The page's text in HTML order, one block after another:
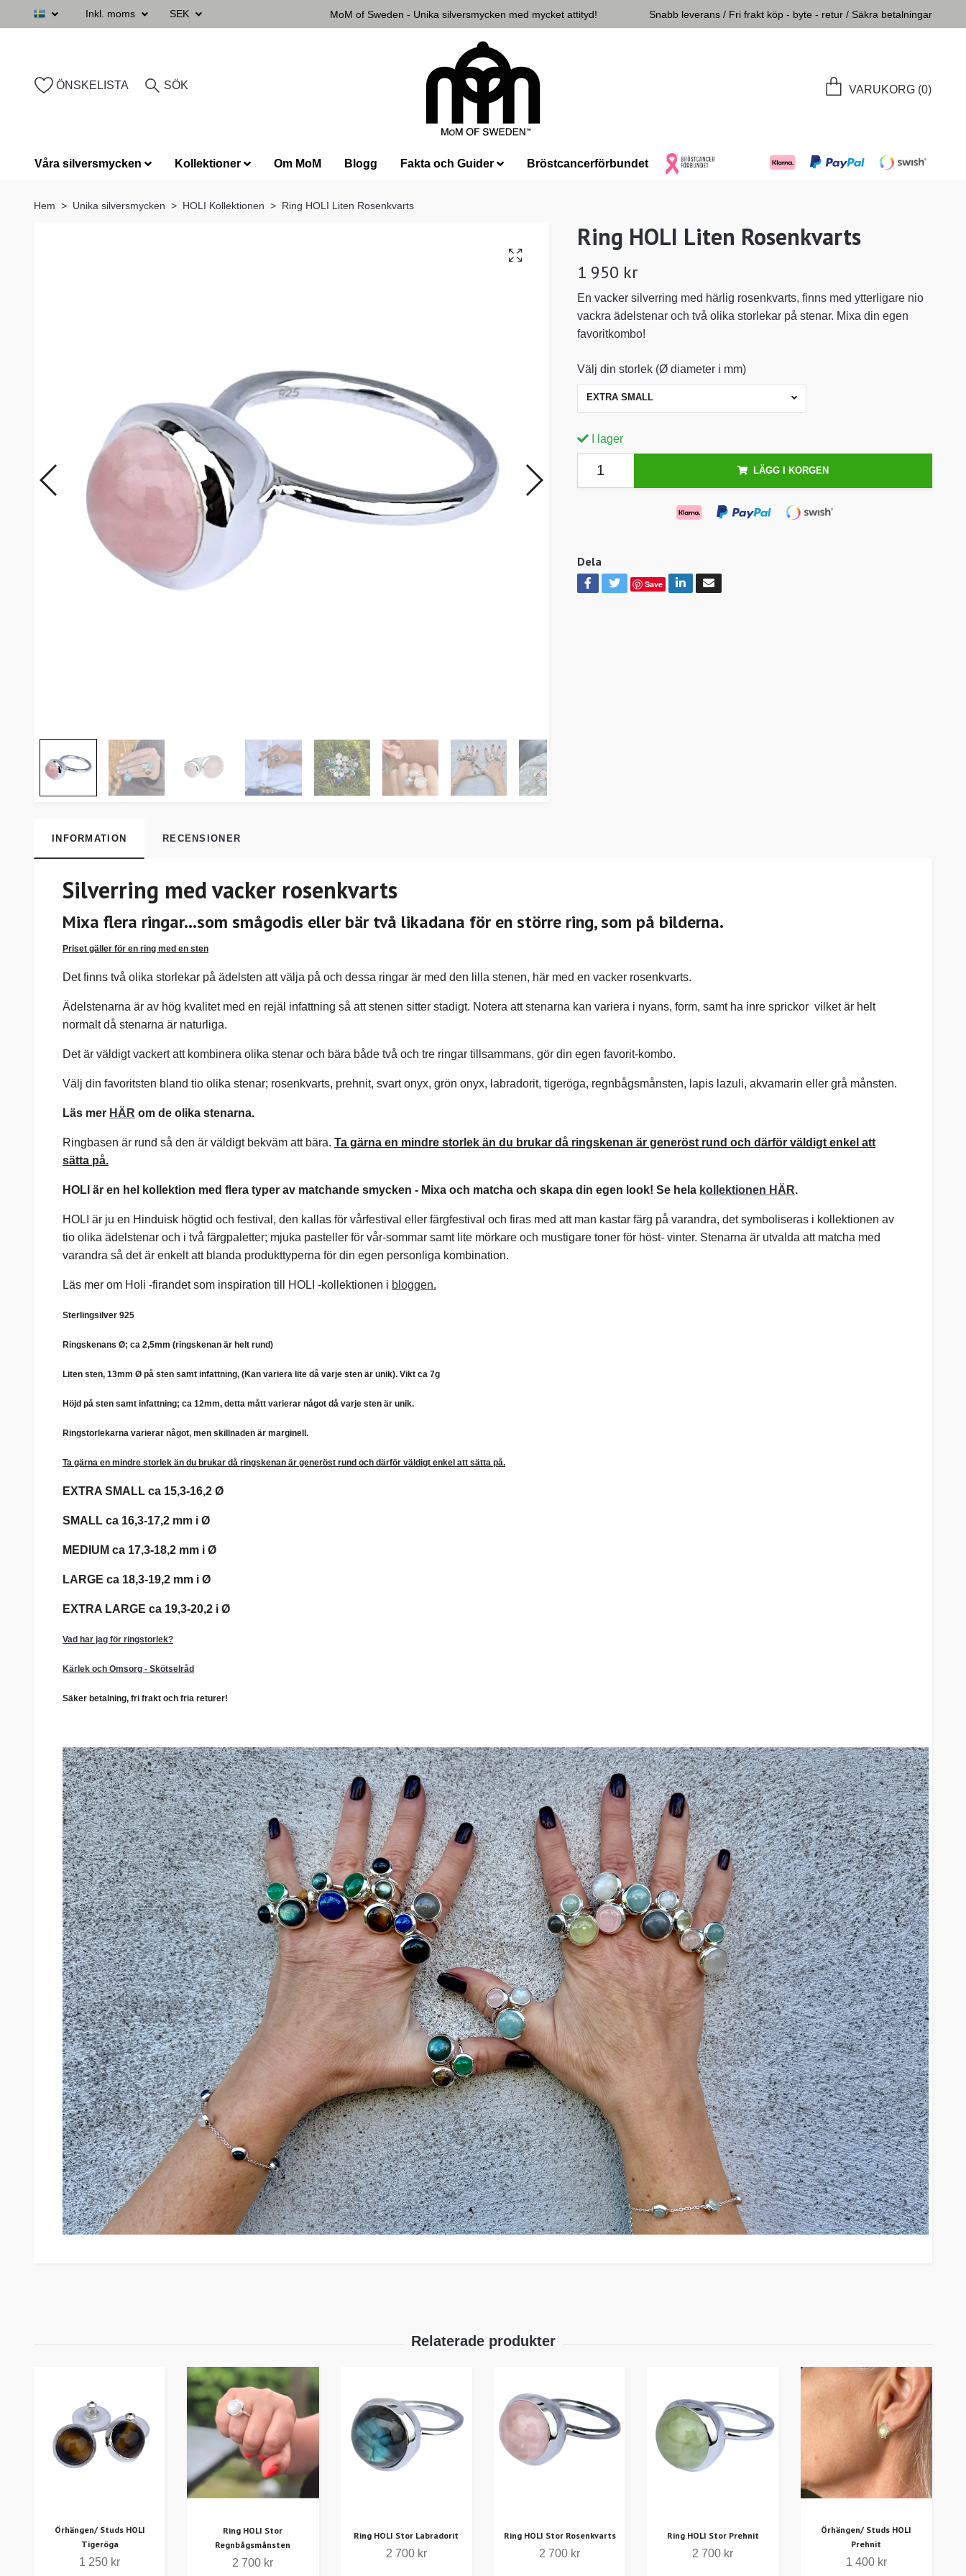
Inkl. moms SEK MoM of Sweden - Unika silversmycken med mycket attityd! Snabb leverans / Fri frakt köp - byte - retur / Säkra betalningar
ÖNSKELISTA SÖK VARUKORG (0)
Våra silversmycken Kollektioner Om MoM Blogg Fakta och Guider Bröstcancerförbundet
Hem Unika silversmycken HOLI Kollektionen Ring HOLI Liten Rosenkvarts
Ring HOLI Liten Rosenkvarts
1 950 kr
En vacker silverring med härlig rosenkvarts, finns med ytterligare nio
vackra ädelstenar och två olika storlekar på stenar. Mixa din egen
favoritkombo!
Välj din storlek (Ø diameter i mm)
EXTRA SMALL
I lager
LÄGG I KORGEN
Dela
Save
INFORMATION RECENSIONER
Silverring med vacker rosenkvarts
Mixa flera ringar...som smågodis eller bär två likadana för en större ring, som på bilderna.
Priset gäller för en ring med en sten
Det finns två olika storlekar på ädelsten att välja på och dessa ringar är med den lilla stenen, här med en vacker rosenkvarts.
Ädelstenarna är av hög kvalitet med en rejäl infattning så att stenen sitter stadigt. Notera att stenarna kan variera i nyans, form, samt ha inre sprickor vilket är helt
normalt då stenarna är naturliga.
Det är väldigt vackert att kombinera olika stenar och bära både två och tre ringar tillsammans, gör din egen favorit-kombo.
Välj din favoritsten bland tio olika stenar; rosenkvarts, prehnit, svart onyx, grön onyx, labradorit, tigeröga, regnbågsmånsten, lapis lazuli, akvamarin eller grå månsten.
Läs mer HÄR om de olika stenarna.
Ringbasen är rund så den är väldigt bekväm att bära. Ta gärna en mindre storlek än du brukar då ringskenan är generöst rund och därför väldigt enkel att
sätta på.
HOLI är en hel kollektion med flera typer av matchande smycken - Mixa och matcha och skapa din egen look! Se hela kollektionen HÄR.
HOLI är ju en Hinduisk högtid och festival, den kallas för vårfestival eller färgfestival och firas med att man kastar färg på varandra, det symboliseras i kollektionen av
tio olika ädelstenar och i två färgpaletter; mjuka pasteller för vår-sommar samt lite mörkare och mustigare toner för höst- vinter. Stenarna är utvalda att matcha med
varandra så det är enkelt att blanda produkttyperna för din egen personliga kombination.
Läs mer om Holi -firandet som inspiration till HOLI -kollektionen i bloggen.
Sterlingsilver 925
Ringskenans Ø; ca 2,5mm (ringskenan är helt rund)
Liten sten, 13mm Ø på sten samt infattning, (Kan variera lite då varje sten är unik). Vikt ca 7g
Höjd på sten samt infattning; ca 12mm, detta mått varierar något då varje sten är unik.
Ringstorlekarna varierar något, men skillnaden är marginell.
Ta gärna en mindre storlek än du brukar då ringskenan är generöst rund och därför väldigt enkel att sätta på.
EXTRA SMALL ca 15,3-16,2 Ø
SMALL ca 16,3-17,2 mm i Ø
MEDIUM ca 17,3-18,2 mm i Ø
LARGE ca 18,3-19,2 mm i Ø
EXTRA LARGE ca 19,3-20,2 i Ø
Vad har jag för ringstorlek?
Kärlek och Omsorg - Skötselråd
Säker beta lning, fri frakt och fria returer!
Örhängen/ Studs HOLI
Tigeröga
1 250 kr
Ring HOLI Stor
Regnbågsmånsten
2 700 kr
Ring HOLI Stor Labradorit
2 700 kr
Ring HOLI Stor Rosenkvarts
2 700 kr
Ring HOLI Stor Prehnit
2 700 kr
Örhängen/ Studs HOLI
Prehnit
1 400 kr